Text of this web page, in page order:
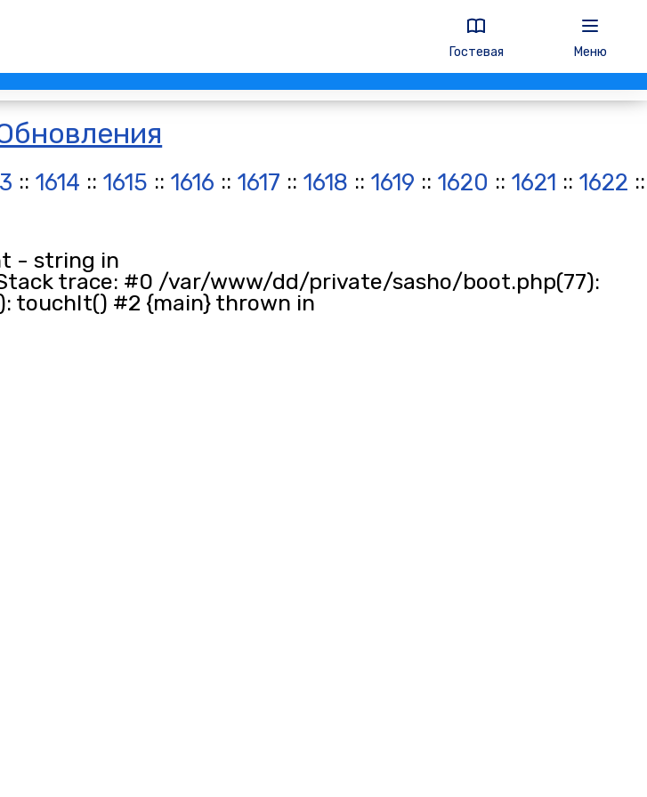
Гостевая Меню
:: 1614 :: 1615 :: 1616 :: 1617 :: 1618 :: 1619 :: 1620 :: 1621 :: 1622
- string in
trace: #0 /var/www/dd/private/sasho/boot.php(77):
touchIt() #2 {main} thrown in